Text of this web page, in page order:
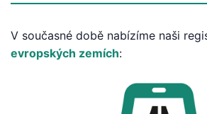
V současné době nabízíme naši
evropských zemích: